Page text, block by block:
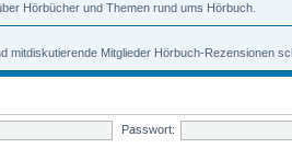
Hörbücher und Themen rund ums Hörbuch.
mitdiskutierende Mitglieder Hörbuch-Rezensionen
Passwort: